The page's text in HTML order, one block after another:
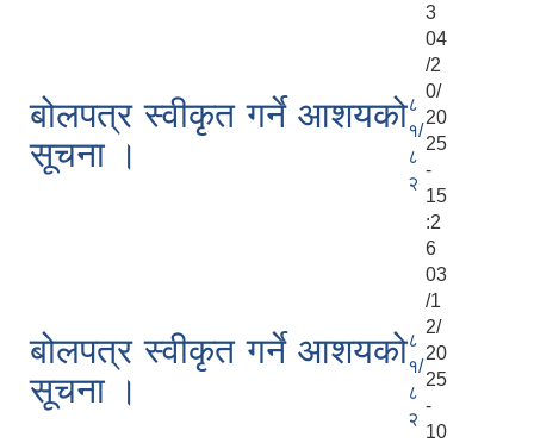
3
बोलपत्र स्वीकृत गर्ने आशयको
सूचना ।
८
१/
८
२
04
/2
0/
20
25
-
15
:2
6
बोलपत्र स्वीकृत गर्ने आशयको
सूचना ।
८
१/
८
२
03
/1
2/
20
25
-
10